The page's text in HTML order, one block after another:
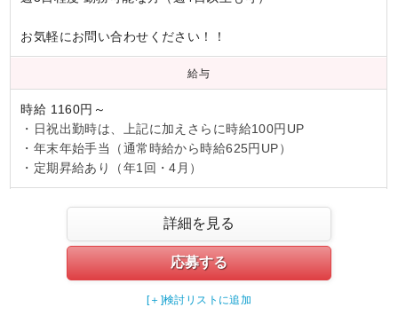
お気軽にお問い合わせください！！
給与
時給 1160円～
・日祝出勤時は、上記に加えさらに時給100円UP
・年末年始手当（通常時給から時給625円UP）
・定期昇給あり（年1回・4月）
詳細を見る
応募する
[＋]検討リストに追加